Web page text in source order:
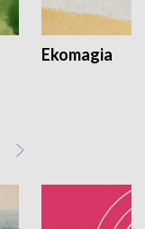
Ekomagia